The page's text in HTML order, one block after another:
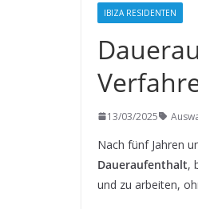
IBIZA RESIDENTEN
13/03/2025
Nach fünf Jahren
Daueraufenthalt,
und zu arbeiten,